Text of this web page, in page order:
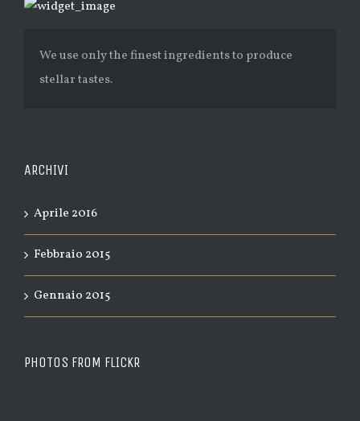
We use only the finest ingredients to produce
stellar tastes.
ARCHIVI
Aprile 2016
Febbraio 2015
Gennaio 2015
PHOTOS FROM FLICKR